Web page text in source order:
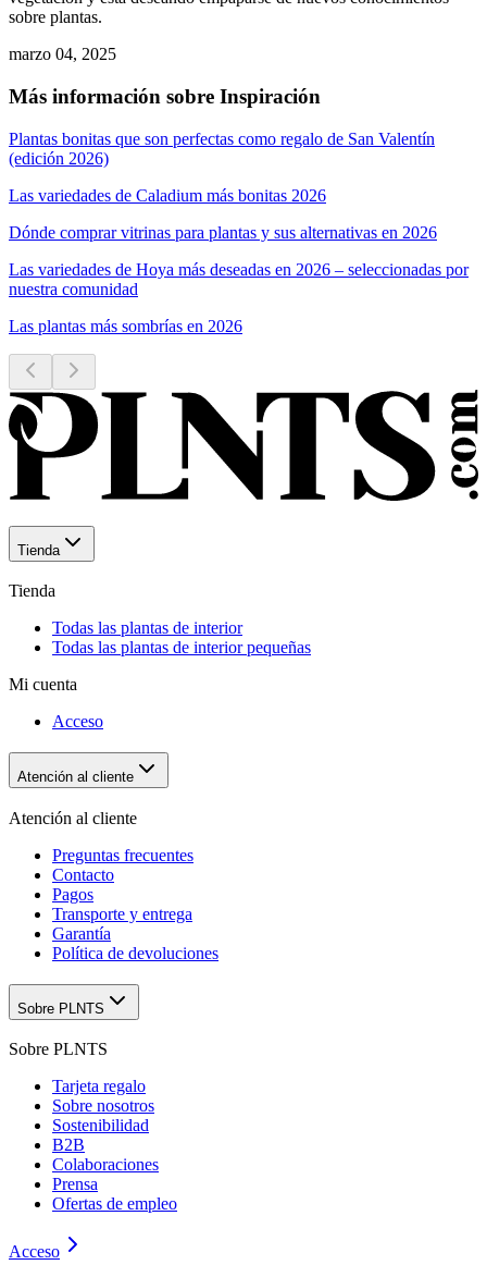
sobre plantas.
marzo 04, 2025
Más información sobre Inspiración
Plantas bonitas que son perfectas como regalo de San Valentín
(edición 2026)
Las variedades de Caladium más bonitas 2026
Dónde comprar vitrinas para plantas y sus alternativas en 2026
Las variedades de Hoya más deseadas en 2026 – seleccionadas por
nuestra comunidad
Las plantas más sombrías en 2026
Tienda
Tienda
Todas las plantas de interior
Todas las plantas de interior pequeñas
Mi cuenta
Acceso
Atención al cliente
Atención al cliente
Preguntas frecuentes
Contacto
Pagos
Transporte y entrega
Garantía
Política de devoluciones
Sobre PLNTS
Sobre PLNTS
Tarjeta regalo
Sobre nosotros
Sostenibilidad
B2B
Colaboraciones
Prensa
Ofertas de empleo
Acceso